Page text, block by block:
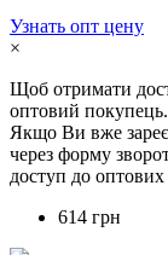
Узнать опт цену
×
Щоб отримати
оптовий покупець.
Якщо Ви вже
через форму
доступ до оптових
614 грн